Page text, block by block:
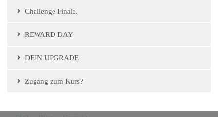
Challenge Finale.
REWARD DAY
DEIN UPGRADE
Zugang zum Kurs?